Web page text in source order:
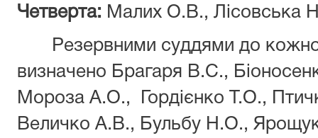
Четверта: Малих О.В., Лісовська
Резервними суддями до кожної
визначено Брагаря В.С.,
Мороза А.О., Гордієнко Т.О.,
Величко А.В., Бульбу Н.О.,